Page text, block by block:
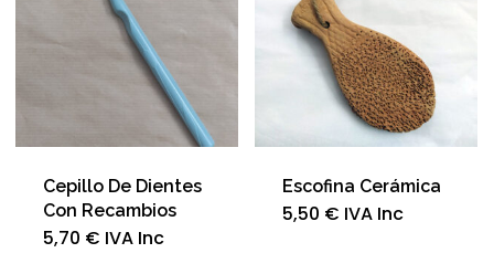
Cepillo De Dientes
Con Recambios
5,70 € IVA Inc
Escofina Cerámica
5,50 € IVA Inc